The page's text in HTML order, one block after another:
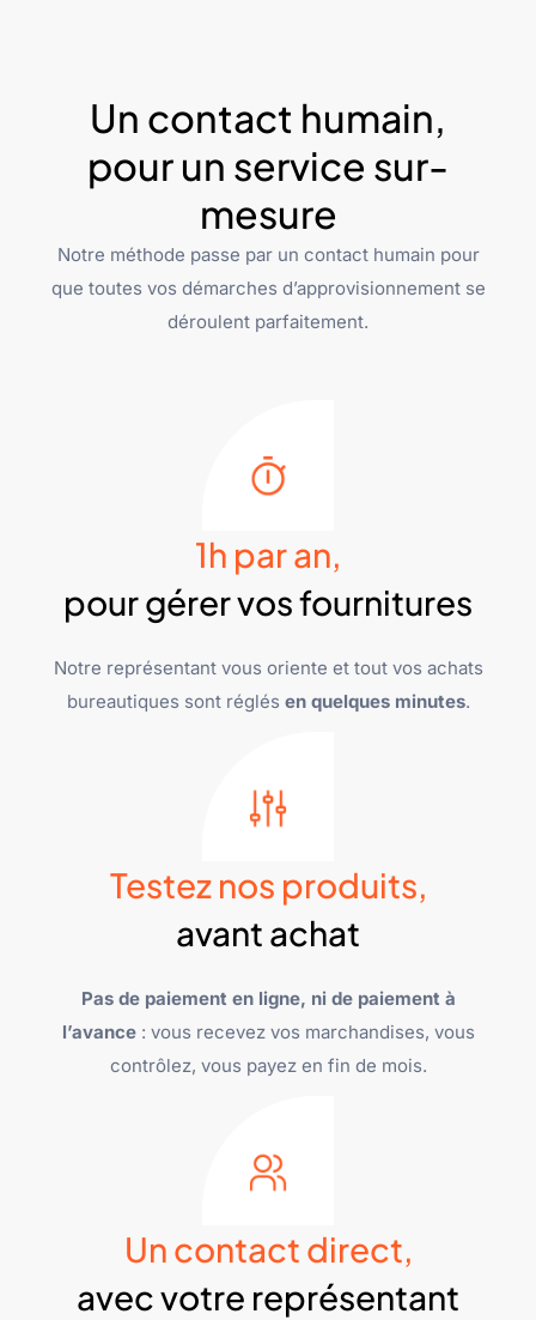
Un contact humain,
pour un service sur-
mesure
Notre méthode passe par un contact humain pour
que toutes vos démarches d’approvisionnement se
déroulent parfaitement.
1h par an,
pour gérer vos fournitures
Notre représentant vous oriente et tout vos achats
bureautiques sont réglés en quelques minutes.
Testez nos produits,
avant achat
Pas de paiement en ligne, ni de paiement à
l’avance: vous recevez vos marchandises, vous
contrôlez, vous payez en fin de mois.
Un contact direct,
avec votre représentant